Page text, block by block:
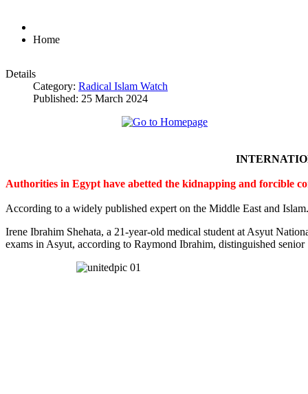
Home
Details
Category: Radical Islam Watch
Published: 25 March 2024
Authorities in Egypt have abetted the kidnapping and forcible
According to a widely published expert on the Middle East and Islam.
Irene Ibrahim Shehata, a 21-year-old medical student at Asyut
exams in Asyut, according to Raymond Ibrahim, distinguished